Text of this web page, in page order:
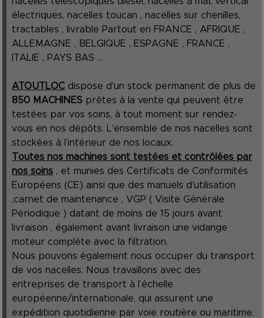
électriques, nacelles toucan , nacelles sur chenilles,
tractables , livrable Partout en FRANCE , AFRIQUE ,
ALLEMAGNE , BELGIQUE , ESPAGNE , FRANCE ,
ITALIE , PAYS BAS ...
ATOUTLOC dispose d'un stock permanent de plus de
850 MACHINES prêtes à la vente qui peuvent être
testées par vos soins, à tout moment sur rendez-
vous en nos dépôts. L’ensemble de nos nacelles sont
stockées à l’intérieur de nos locaux.
Toutes nos machines sont testées et contrôlées par
nos soins , et munies des Certificats de Conformités
Européens (CE) ainsi que des manuels d’utilisation
,carnet de maintenance , VGP ( Visite Générale
Périodique ) datant de moins de 15 jours avant
livraison , également avant livraison une vidange
moteur complète avec la filtration.
Nous pouvons également nous occuper du transport
de vos nacelles. Nous travaillons avec des
entreprises de transport à l’échelle
européenne/internationale, qui assurent une
expédition quotidienne par voie routière ou maritime.